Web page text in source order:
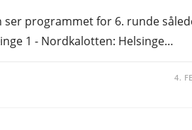
programmet for 6. runde
1 - Nordkalotten: Helsinge…
4.